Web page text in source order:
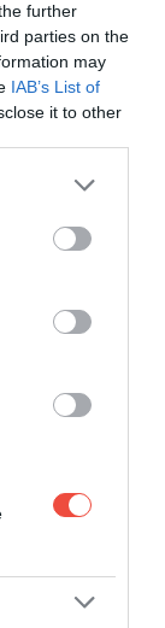
further
parties on the
may
IAB’s List of
it to other
more Google
may click to
tags to
below Google